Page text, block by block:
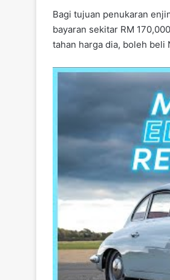
Bagi tujuan penukaran
bayaran sekitar RM
tahan harga dia, boleh beli